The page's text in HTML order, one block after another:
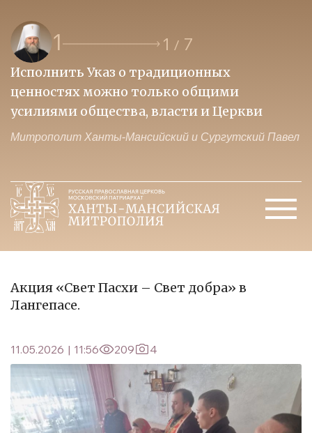
1 1 / 7
Исполнить Указ о традиционных
ценностях можно только общими
усилиями общества, власти и Церкви
Митрополит Ханты-Мансийский и Сургутский Павел
Акция «Свет Пасхи – Свет добра» в
Лангепасе.
11.05.2026 | 11:56 209 4